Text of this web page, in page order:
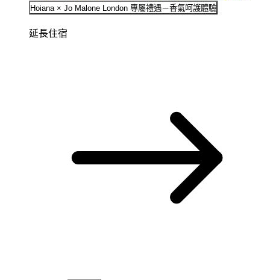
Hoiana × Jo Malone London 專屬禮遇－香氣呵護體驗
延長住宿